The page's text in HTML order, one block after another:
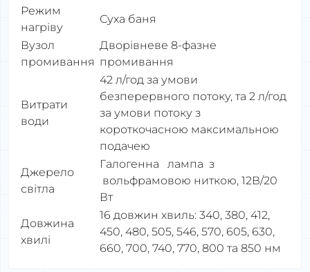
Режим
нагріву
Суха баня
Вузол
промивання
Дворівневе 8-фазне
промивання
Витрати
води
42 л/год за умови
безперервного потоку, та 2 л/год
за умови потоку з
короткочасною максимальною
подачею
Джерело
світла
Галогенна лампа з
вольфрамовою ниткою, 12В/20
Вт
Довжина
хвилі
16 довжин хвиль: 340, 380, 412,
450, 480, 505, 546, 570, 605, 630,
660, 700, 740, 770, 800 та 850 нм